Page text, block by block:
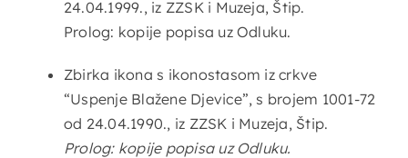
24.04.1999., iz ZZSK i Muzeja, Štip.
Prolog: kopije popisa uz Odluku.
Zbirka ikona s ikonostasom iz crkve
“Uspenje Blažene Djevice”, s brojem 1001-72
od 24.04.1990., iz ZZSK i Muzeja, Štip.
Prolog: kopije popisa uz Odluku.